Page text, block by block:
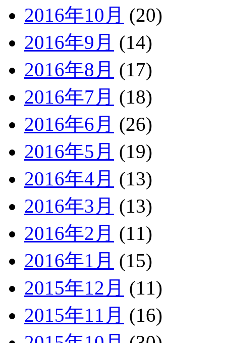
2016年10月 (20)
2016年9月 (14)
2016年8月 (17)
2016年7月 (18)
2016年6月 (26)
2016年5月 (19)
2016年4月 (13)
2016年3月 (13)
2016年2月 (11)
2016年1月 (15)
2015年12月 (11)
2015年11月 (16)